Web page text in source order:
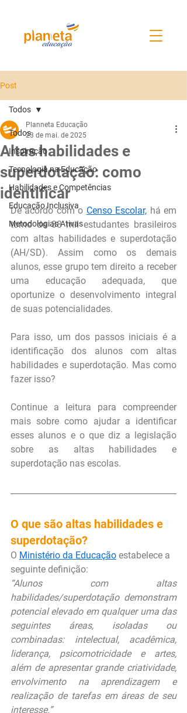
Post
Todos
Inspiração
Tecnologia na Educação
Habilidades e Competências
Educação Inclusiva
Metodologias Ativas
Todos
Altas habilidades e
superdotação: como
identificar
Planneta Educação
23 de mai. de 2025
De acordo com o Censo Escolar, há em
torno de 38 mil estudantes brasileiros
com altas habilidades e superdotação
(AH/SD). Assim como os demais
alunos, esse grupo tem direito a receber
uma educação adequada, que
oportunize o desenvolvimento integral
de suas potencialidades.
Para isso, um dos passos iniciais é a
identificação dos alunos com altas
habilidades e superdotação. Mas como
fazer isso?
Continue a leitura para compreender
mais sobre como ajudar a identificar
esses alunos e o que diz a legislação
sobre as altas habilidades e
superdotação nas escolas.
O que são altas habilidades e
superdotação?
O Ministério da Educação estabelece a
seguinte definição:
“Alunos com altas
habilidades/superdotação demonstram
potencial elevado em qualquer uma das
seguintes áreas, isoladas ou
combinadas: intelectual, acadêmica,
liderança, psicomotricidade e artes,
além de apresentar grande criatividade,
envolvimento na aprendizagem e
realização de tarefas em áreas de seu
interesse.”